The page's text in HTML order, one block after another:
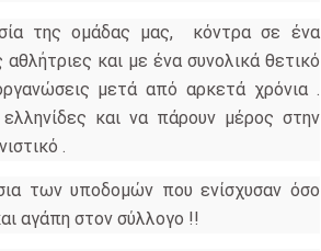
της ομάδας μας, κόντρα σε ένα
και με ένα συνολικά θετικό
μετά από αρκετά χρόνια .
και να πάρουν μέρος στην
.
των υποδομών που ενίσχυσαν όσο
αγάπη στον σύλλογο !!